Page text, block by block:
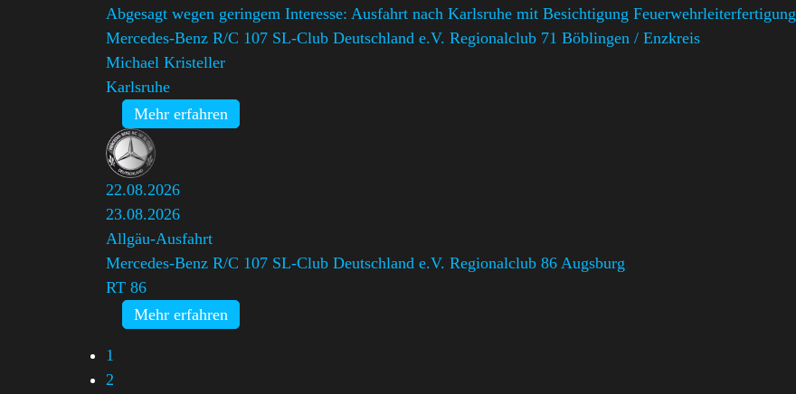
Abgesagt wegen geringem Interesse: Ausfahrt nach Karlsruhe mit Besichtigung Feuerwehrleiterfertigung
Mercedes-Benz R/C 107 SL-Club Deutschland e.V. Regionalclub 71 Böblingen / Enzkreis
Michael Kristeller
Karlsruhe
Mehr erfahren
22.08.2026
23.08.2026
Allgäu-Ausfahrt
Mercedes-Benz R/C 107 SL-Club Deutschland e.V. Regionalclub 86 Augsburg
RT 86
Mehr erfahren
1
2